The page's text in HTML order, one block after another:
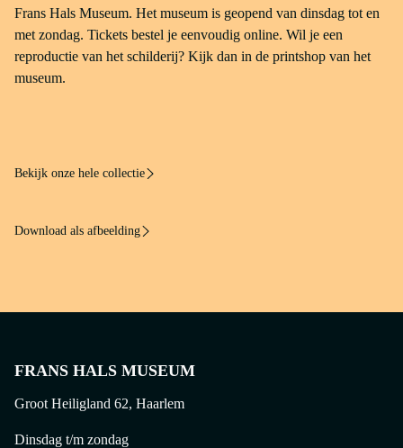
Frans Hals Museum. Het museum is geopend van dinsdag tot en
met zondag. Tickets bestel je eenvoudig online. Wil je een
reproductie van het schilderij? Kijk dan in de printshop van het
museum.
Bekijk onze hele collectie
Download als afbeelding
FRANS HALS MUSEUM
Groot Heiligland 62, Haarlem
Dinsdag t/m zondag